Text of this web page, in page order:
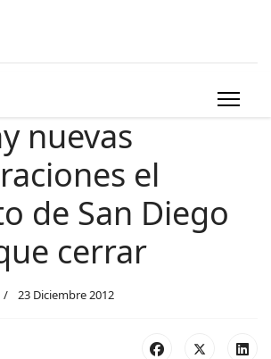
nuevas
el
de San Diego
cerrar
23 Diciembre 2012